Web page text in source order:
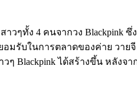
ๆทั้ง 4 คนจากวง Blackpink ซึ่
รับในการตลาดของค่าย วายจี
ได้สร้างขึ้น หลังจา